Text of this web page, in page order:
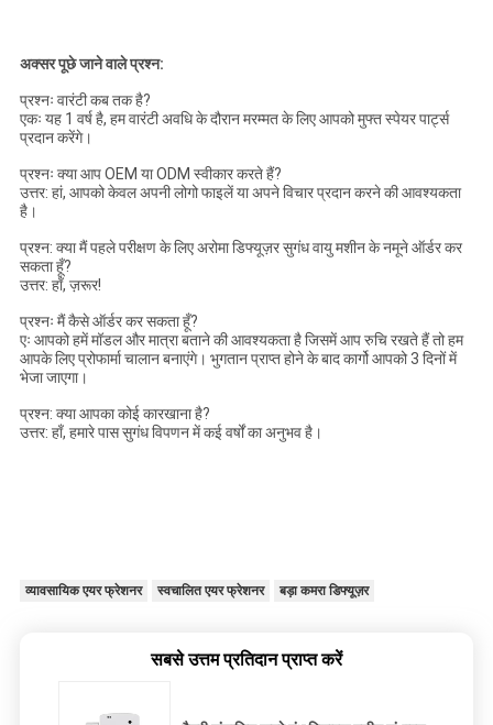
अक्सर पूछे जाने वाले प्रश्न:
प्रश्नः वारंटी कब तक है?
एकः यह 1 वर्ष है, हम वारंटी अवधि के दौरान मरम्मत के लिए आपको मुफ्त स्पेयर पार्ट्स
प्रदान करेंगे।
प्रश्नः क्या आप OEM या ODM स्वीकार करते हैं?
उत्तर: हां, आपको केवल अपनी लोगो फाइलें या अपने विचार प्रदान करने की आवश्यकता
है।
प्रश्न: क्या मैं पहले परीक्षण के लिए अरोमा डिफ्यूज़र सुगंध वायु मशीन के नमूने ऑर्डर कर
सकता हूँ?
उत्तर: हाँ, ज़रूर!
प्रश्नः मैं कैसे ऑर्डर कर सकता हूँ?
एः आपको हमें मॉडल और मात्रा बताने की आवश्यकता है जिसमें आप रुचि रखते हैं तो हम
आपके लिए प्रोफार्मा चालान बनाएंगे। भुगतान प्राप्त होने के बाद कार्गो आपको 3 दिनों में
भेजा जाएगा।
प्रश्न: क्या आपका कोई कारखाना है?
उत्तर: हाँ, हमारे पास सुगंध विपणन में कई वर्षों का अनुभव है।
व्यावसायिक एयर फ्रेशनर स्वचालित एयर फ्रेशनर बड़ा कमरा डिफ्यूज़र
सबसे उत्तम प्रतिदान प्राप्त करें